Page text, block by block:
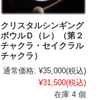
クリスタルシンギング
ボウルＤ（レ）（第２
チャクラ・セイクラル
チャクラ）
通常価格: ¥35,000(税込)
¥31,500(税込)
在庫 4 個